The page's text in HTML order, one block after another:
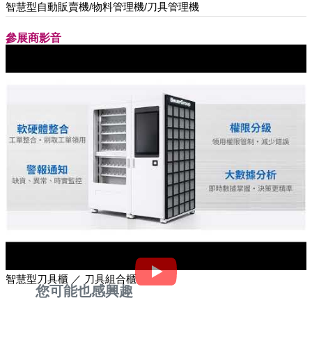
智慧型自動販賣機/物料管理機/刀具管理機
參展商影音
智慧型刀具櫃 ／ 刀具組合櫃
您可能也感興趣